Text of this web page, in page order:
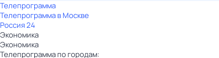
Телепрограмма
Телепрограмма в Москве
Россия 24
Экономика
Экономика
Телепрограмма по городам: